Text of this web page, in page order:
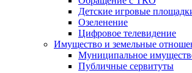
Детские игровые
Озеленение
Цифровое телевидение
Имущество и земельные
Муниципальное
Публичные сервитуты